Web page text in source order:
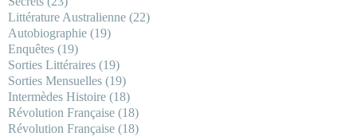
Littérature Australienne (22)
Autobiographie (19)
Enquêtes (19)
Sorties Littéraires (19)
Sorties Mensuelles (19)
Intermèdes Histoire (18)
Révolution Française (18)
Révolution Française (18)